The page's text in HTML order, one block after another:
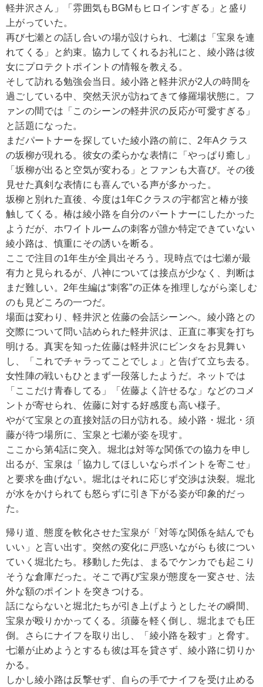
軽井沢さん」「雰囲気もBGMもヒロインすぎる」と盛り
上がっていた。
再び七瀬との話し合いの場が設けられ、七瀬は「宝泉を連
れてくる」と約束。協力してくれるお礼にと、綾小路は彼
女にプロテクトポイントの情報を教える。
そして訪れる勉強会当日。綾小路と軽井沢が2人の時間を
過ごしている中、突然天沢が訪ねてきて修羅場状態に。フ
ァンの間では「このシーンの軽井沢の反応が可愛すぎる」
と話題になった。
まだパートナーを探していた綾小路の前に、2年Aクラス
の坂柳が現れる。彼女の柔らかな表情に「やっぱり癒し」
「坂柳が出ると空気が変わる」とファンも大喜び。その後
見せた真剣な表情にも喜んでいる声が多かった。
坂柳と別れた直後、今度は1年Cクラスの宇都宮と椿が接
触してくる。椿は綾小路を自分のパートナーにしたかった
ようだが、ホワイトルームの刺客が誰か特定できていない
綾小路は、慎重にその誘いを断る。
ここで注目の1年生が全員出そろう。現時点では七瀬が最
有力と見られるが、八神については接点が少なく、判断は
まだ難しい。2年生編は“刺客”の正体を推理しながら楽しむ
のも見どころの一つだ。
場面は変わり、軽井沢と佐藤の会話シーンへ。綾小路との
交際について問い詰められた軽井沢は、正直に事実を打ち
明ける。真実を知った佐藤は軽井沢にビンタをお見舞い
し、「これでチャラってことでしょ」と告げて立ち去る。
女性陣の戦いもひとまず一段落したようだ。ネットでは
「ここだけ青春してる」「佐藤よく許せるな」などのコメ
ントが寄せられ、佐藤に対する好感度も高い様子。
やがて宝泉との直接対話の日が訪れる。綾小路・堀北・須
藤が待つ場所に、宝泉と七瀬が姿を現す。
ここから第4話に突入。堀北は対等な関係での協力を申し
出るが、宝泉は「協力してほしいならポイントを寄こせ」
と要求を曲げない。堀北はそれに応じず交渉は決裂。堀北
が水をかけられても怒らずに引き下がる姿が印象的だっ
た。
帰り道、態度を軟化させた宝泉が「対等な関係を結んでも
いい」と言い出す。突然の変化に戸惑いながらも彼につい
ていく堀北たち。移動した先は、まるでケンカでも起こり
そうな倉庫だった。そこで再び宝泉が態度を一変させ、法
外な額のポイントを突きつける。
話にならないと堀北たちが引き上げようとしたその瞬間、
宝泉が殴りかかってくる。須藤を軽く倒し、堀北までも圧
倒。さらにナイフを取り出し、「綾小路を殺す」と脅す。
七瀬が止めようとするも彼は耳を貸さず、綾小路に切りか
かる。
しかし綾小路は反撃せず、自らの手でナイフを受け止める